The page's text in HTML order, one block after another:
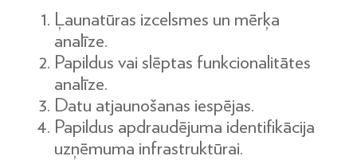
Ļaunatūras izcelsmes un mērķa
analīze.
Papildus vai slēptas funkcionalitātes
analīze.
Datu atjaunošanas iespējas.
Papildus apdraudējuma identifikācija
uzņēmuma infrastruktūrai.